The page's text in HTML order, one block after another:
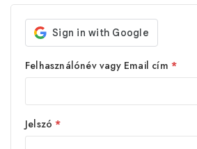
Felhasználónév vagy Email cím *
Jelszó*